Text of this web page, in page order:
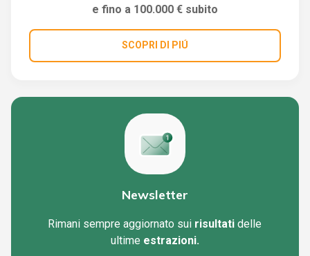
e fino a 100.000 € subito
SCOPRI DI PIÚ
Newsletter
Rimani sempre aggiornato sui risultati delle
ultime estrazioni.